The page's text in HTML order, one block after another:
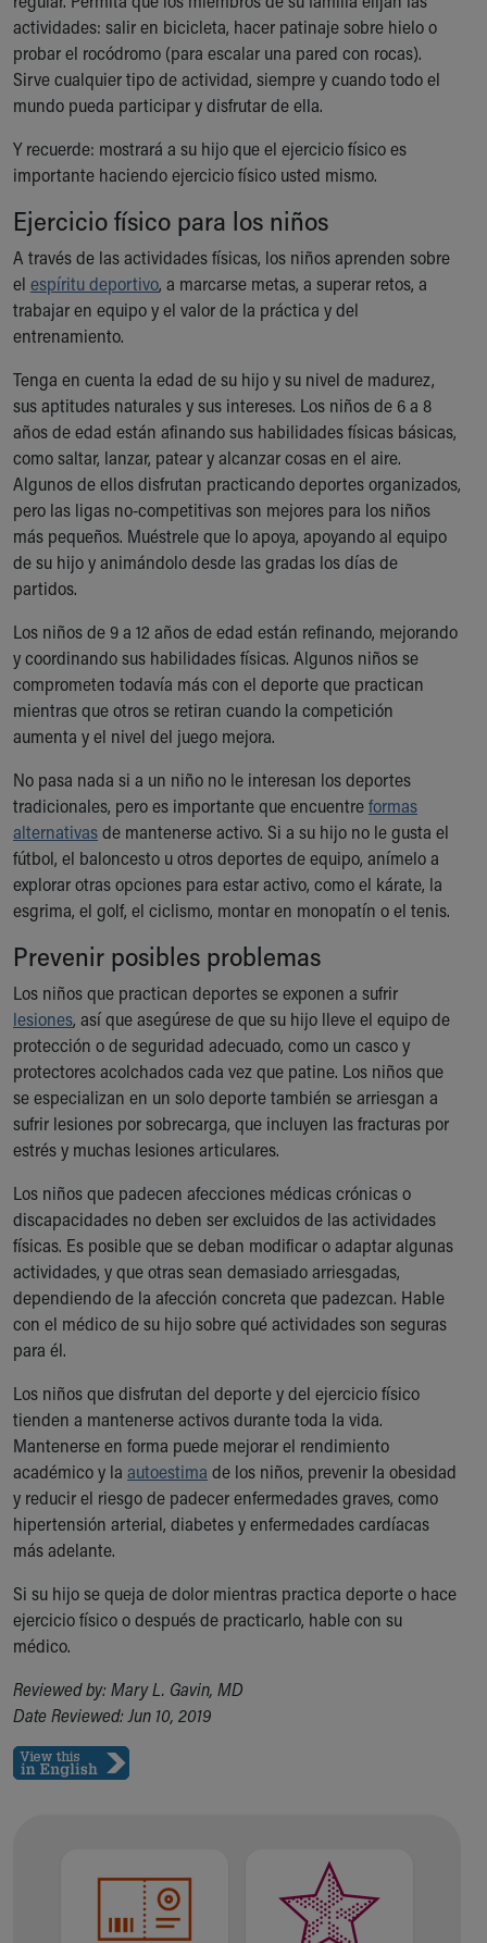
actividades: salir en bicicleta, hacer patinaje sobre hielo o
probar el rocódromo (para escalar una pared con rocas).
Sirve cualquier tipo de actividad, siempre y cuando todo el
mundo pueda participar y disfrutar de ella.
Y recuerde: mostrará a su hijo que el ejercicio físico es
importante haciendo ejercicio físico usted mismo.
Ejercicio físico para los niños
A través de las actividades físicas, los niños aprenden sobre
el espíritu deportivo, a marcarse metas, a superar retos, a
trabajar en equipo y el valor de la práctica y del
entrenamiento.
Tenga en cuenta la edad de su hijo y su nivel de madurez,
sus aptitudes naturales y sus intereses. Los niños de 6 a 8
años de edad están afinando sus habilidades físicas básicas,
como saltar, lanzar, patear y alcanzar cosas en el aire.
Algunos de ellos disfrutan practicando deportes organizados,
pero las ligas no-competitivas son mejores para los niños
más pequeños. Muéstrele que lo apoya, apoyando al equipo
de su hijo y animándolo desde las gradas los días de
partidos.
Los niños de 9 a 12 años de edad están refinando, mejorando
y coordinando sus habilidades físicas. Algunos niños se
comprometen todavía más con el deporte que practican
mientras que otros se retiran cuando la competición
aumenta y el nivel del juego mejora.
No pasa nada si a un niño no le interesan los deportes
tradicionales, pero es importante que encuentreformas
alternativasde mantenerse activo. Si a su hijo no le gusta el
fútbol, el baloncesto u otros deportes de equipo, anímelo a
explorar otras opciones para estar activo, como el kárate, la
esgrima, el golf, el ciclismo, montar en monopatín o el tenis.
Prevenir posibles problemas
Los niños que practican deportes se exponen a sufrir
lesiones, así que asegúrese de que su hijo lleve el equipo de
protección o de seguridad adecuado, como un casco y
protectores acolchados cada vez que patine. Los niños que
se especializan en un solo deporte también se arriesgan a
sufrir lesiones por sobrecarga, que incluyen las fracturas por
estrés y muchas lesiones articulares.
Los niños que padecen afecciones médicas crónicas o
discapacidades no deben ser excluidos de las actividades
físicas. Es posible que se deban modificar o adaptar algunas
actividades, y que otras sean demasiado arriesgadas,
dependiendo de la afección concreta que padezcan. Hable
con el médico de su hijo sobre qué actividades son seguras
para él.
Los niños que disfrutan del deporte y del ejercicio físico
tienden a mantenerse activos durante toda la vida.
Mantenerse en forma puede mejorar el rendimiento
académico y la autoestima de los niños, prevenir la obesidad
y reducir el riesgo de padecer enfermedades graves, como
hipertensión arterial, diabetes y enfermedades cardíacas
más adelante.
Si su hijo se queja de dolor mientras practica deporte o hace
ejercicio físico o después de practicarlo, hable con su
médico.
Reviewed by: Mary L. Gavin, MD
Date Reviewed: Jun 10, 2019